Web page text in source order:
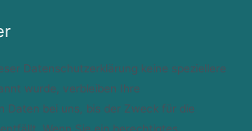
Datenschutzerklärung keine speziellere
wurde, verbleiben Ihre
Daten bei uns, bis der Zweck für die